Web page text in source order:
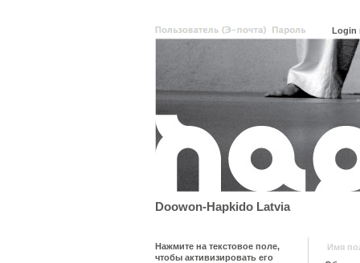
Doowon-Hapkido Latvia
Нажмите на текстовое поле,
чтобы активизировать его